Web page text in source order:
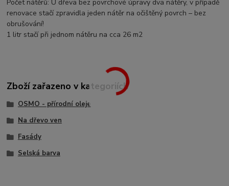
Počet nátěrů: U dřeva bez povrchové úpravy dva nátěry, v případě
renovace stačí zpravidla jeden nátěr na očištěný povrch – bez
obrušování!
1 litr stačí při jednom nátěru na cca 26 m2
Zboží zařazeno v kategoriích
OSMO - přírodní oleje
Na dřevo ven
Fasády
Selská barva